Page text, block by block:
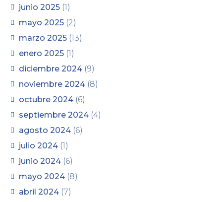
junio 2025 (1)
mayo 2025 (2)
marzo 2025 (13)
enero 2025 (1)
diciembre 2024 (9)
noviembre 2024 (8)
octubre 2024 (6)
septiembre 2024 (4)
agosto 2024 (6)
julio 2024 (1)
junio 2024 (6)
mayo 2024 (8)
abril 2024 (7)